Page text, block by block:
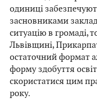
одиниці
засновниками
ситуацію в громаді,
Львівщині,
остаточний формат
форму здобуття
скористатися цим
року.